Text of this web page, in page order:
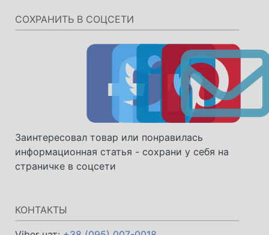
СОХРАНИТЬ В СОЦСЕТИ
Заинтересовал товар или понравилась
информационная статья - сохрани у себя на
страничке в соцсети
КОНТАКТЫ